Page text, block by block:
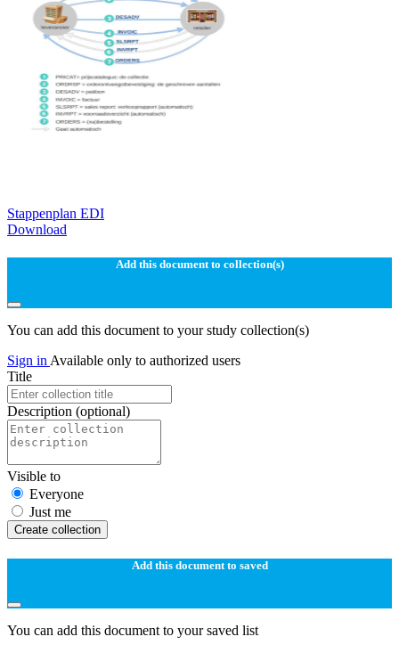
Stappenplan EDI
Download
Add this document to collection(s)
You can add this document to your study collection(s)
Sign in Available only to authorized users
Title
Description (optional)
Visible to
Everyone
Just me
Create collection
Add this document to saved
You can add this document to your saved list